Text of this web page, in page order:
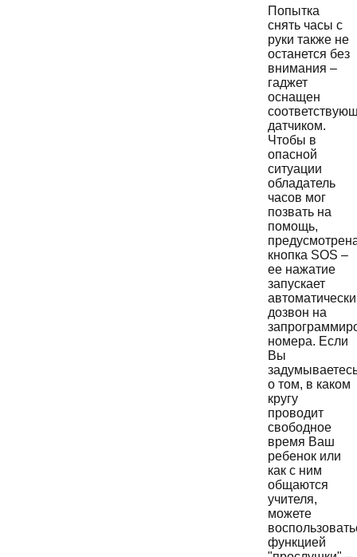
Попытка
снять часы с
руки также не
останется без
внимания –
гаджет
оснащен
датчиком.
Чтобы в
опасной
ситуации
обладатель
часов мог
позвать на
помощь,
кнопка SOS –
ее нажатие
запускает
дозвон на
номера. Если
Вы
о том, в каком
кругу
проводит
свободное
время Ваш
ребенок или
как с ним
общаются
учителя,
можете
функцией